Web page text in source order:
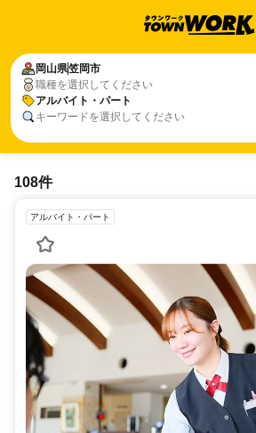
岡山県笠岡市
職種を選択してください
アルバイト・パート
キーワードを選択してください
岡山県笠岡市
アルバイト・パート
108件
アルバイト・パート